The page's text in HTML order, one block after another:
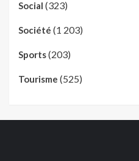
Social (323)
Société (1 203)
Sports(203)
Tourisme (525)